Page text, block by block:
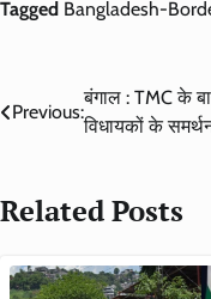
Tagged Bangladesh-
Post
Previous:
बंगाल : TMC के
विधायकों के
Related Posts